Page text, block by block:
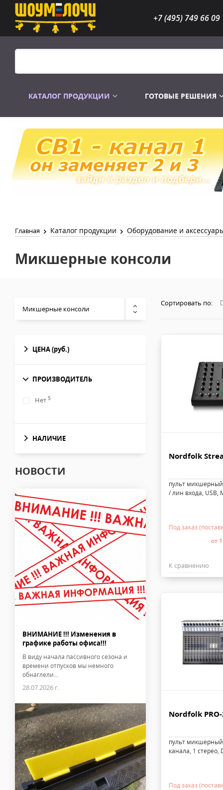
+7 (495) 749 66 09
КАТАЛОГ ПРОДУКЦИИ
Распродажа Лампы
ГОТОВЫЕ РЕШЕНИЯ
Главная Каталог продукции Оборудование и
Микшерные консоли
Микшерные консоли
ЦЕНА(руб.)
ПРОИЗВОДИТЕЛЬ
Нет 5
НАЛИЧИЕ
НОВОСТИ
ВНИМАНИЕ !!! Изменения в
графике работы офиса!!!
В виду начала пассивного сезона и
времени отпусков мы немного
обнаглели...
28.07.2026 г.
Сортировать по:
Nordfolk
пульт
/ лин входа, USB,
Под заказ
от
К сравнению
Nordfolk
пульт
канала, 1 стерео,
Под заказ